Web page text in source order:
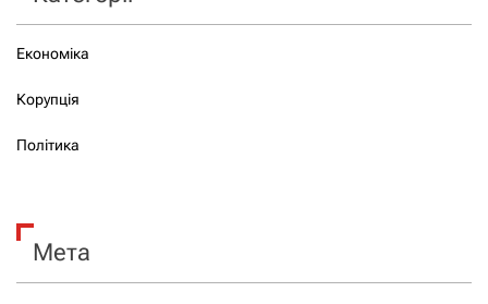
Економіка
Корупція
Політика
Мета